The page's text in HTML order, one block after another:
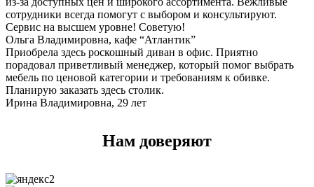
сотрудники всегда помогут с выбором и консультируют.
Сервис на высшем уровне! Советую!
Ольга Владимировна, кафе “Атлантик”
Приобрела здесь роскошный диван в офис. Приятно
порадовал приветливый менеджер, который помог выбрать
мебель по ценовой категории и требованиям к обивке.
Планирую заказать здесь столик.
Ирина Владимировна, 29 лет
Нам доверяют